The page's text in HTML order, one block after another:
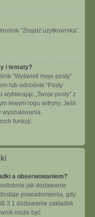
“Znajdź użytkownika”.
i tematy?
“Wyświetl moje posty”
lub odnośnik “Posty
„Twoje posty” z
lewym rogu witryny. Jeśli
wyszukiwania
funkcji.
a obserwowaniem?
jak dodawanie
powiadomienia, gdy
3.1 dodawanie zakładek
może być